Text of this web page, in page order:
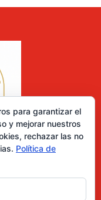
para garantizar el
y mejorar nuestros
rechazar las no
Política de